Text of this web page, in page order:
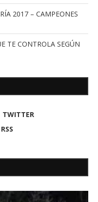
2017 – CAMPEONES
TE CONTROLA SEGÚN
TWITTER
RSS